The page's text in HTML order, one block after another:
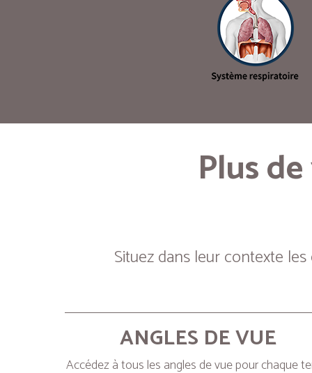
Plus
Situez dans leur contexte
ANGLES DE VUE
Accédez à tous les angles de vue pour chaque